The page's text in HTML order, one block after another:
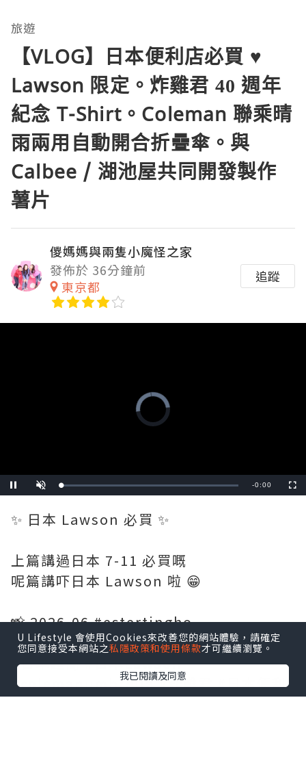
旅遊
【VLOG】日本便利店必買 ♥
Lawson 限定。炸雞君 40 週年
紀念 T-Shirt。Coleman 聯乘晴
雨兩用自動開合折疊傘。與
Calbee / 湖池屋共同開發製作
薯片
儍媽媽與兩隻小魔怪之家
發佈於 36分鐘前
東京都
追蹤
Video
Player
is
loading.
Pause Unmute Loaded:
0%
Remaining
-0:19
✨ 日本 Lawson 必買 ✨
上篇講過日本 7-11 必買嘅
呢篇講吓日本 Lawson 啦 😁
📸 2026-06 #estertingho
#日本超商 #日本Lawson
#colemanumbrella #炸雞君 #日本便利
U Lifestyle 會使用Cookies來改善您的網站體驗，請確定
您同意接受本網站之私隱政策和使用條款才可繼續瀏覽。
我已閱讀及同意